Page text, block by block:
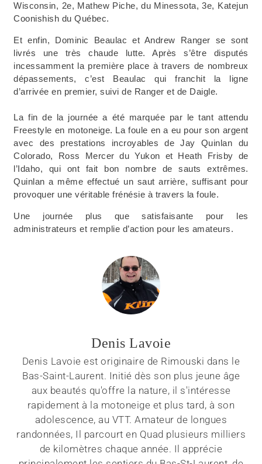
Wisconsin, 2e, Mathew Piche, du Minessota, 3e, Katejun
Coonishish du Québec.
Et enfin, Dominic Beaulac et Andrew Ranger se sont
livrés une très chaude lutte. Après s’être disputés
incessamment la première place à travers de nombreux
dépassements, c’est Beaulac qui franchit la ligne
d’arrivée en premier, suivi de Ranger et de Daigle.
La fin de la journée a été marquée par le tant attendu
Freestyle en motoneige. La foule en a eu pour son argent
avec des prestations incroyables de Jay Quinlan du
Colorado, Ross Mercer du Yukon et Heath Frisby de
l’Idaho, qui ont fait bon nombre de sauts extrêmes.
Quinlan a même effectué un saut arrière, suffisant pour
provoquer une véritable frénésie à travers la foule.
Une journée plus que satisfaisante pour les
administrateurs et remplie d’action pour les amateurs.
Denis Lavoie
Denis Lavoie est originaire de Rimouski dans le
Bas-Saint-Laurent. Initié dès son plus jeune âge
aux beautés qu'offre la nature, il s'intéresse
rapidement à la motoneige et plus tard, à son
adolescence, au VTT. Amateur de longues
randonnées, Il parcourt en Quad plusieurs milliers
de kilomètres chaque année. Il apprécie